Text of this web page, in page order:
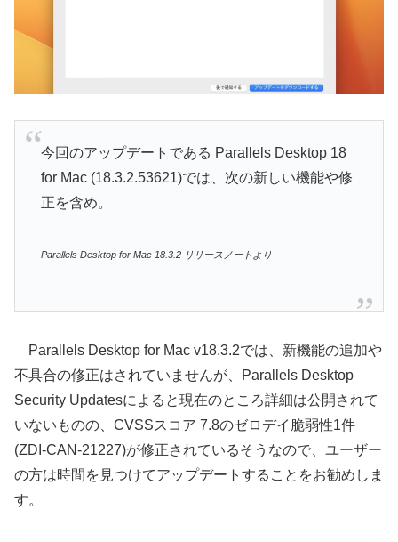
今回のアップデートである Parallels Desktop 18
for Mac (18.3.2.53621)では、次の新しい機能や修
正を含め。
Parallels Desktop for Mac 18.3.2 リリースノートより
Parallels Desktop for Mac v18.3.2では、新機能の追加や
不具合の修正はされていませんが、Parallels Desktop
Security Updatesによると現在のところ詳細は公開されて
いないものの、CVSSスコア 7.8のゼロデイ脆弱性1件
(ZDI-CAN-21227)が修正されているそうなので、ユーザー
の方は時間を見つけてアップデートすることをお勧めしま
す。